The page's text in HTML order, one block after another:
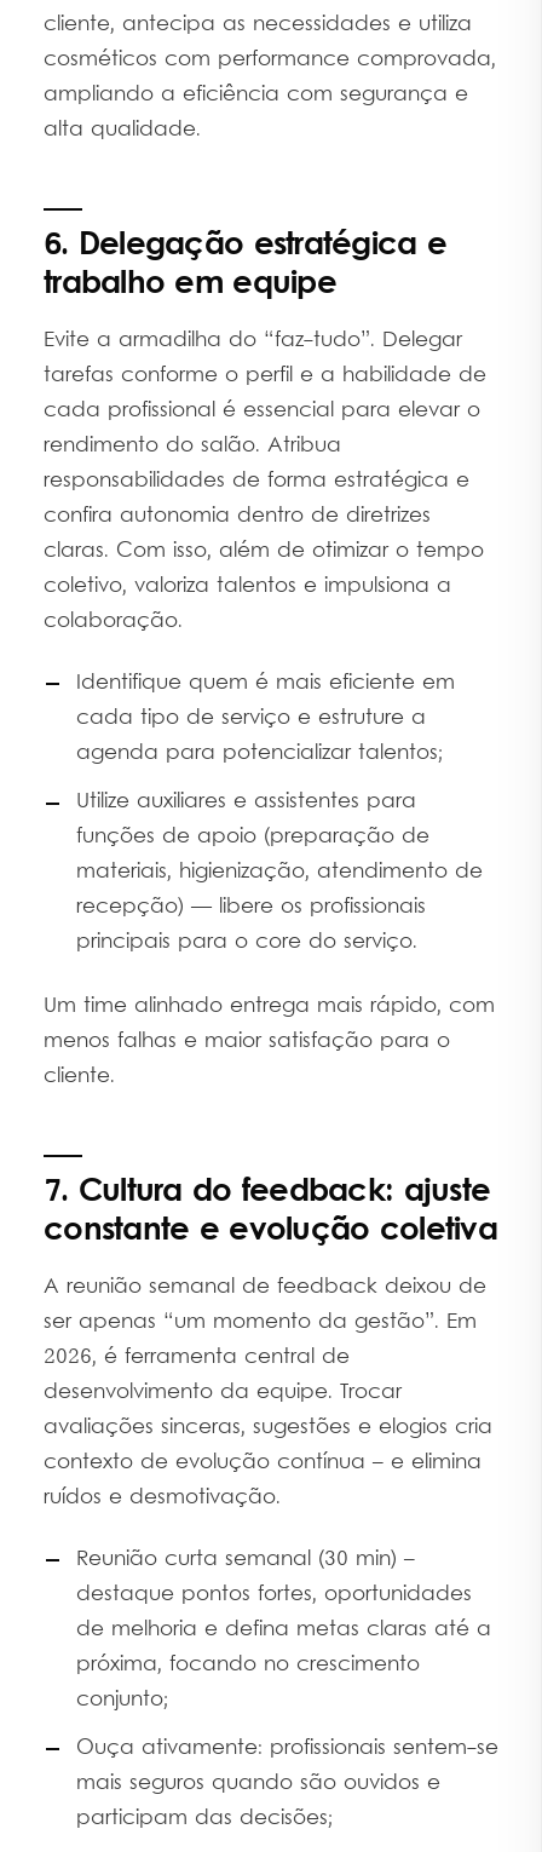
cliente, antecipa as necessidades e utiliza
cosméticos com performance comprovada,
ampliando a eficiência com segurança e
alta qualidade.
6. Delegação estratégica e
trabalho em equipe
Evite a armadilha do “faz-tudo”. Delegar
tarefas conforme o perfil e a habilidade de
cada profissional é essencial para elevar o
rendimento do salão. Atribua
responsabilidades de forma estratégica e
confira autonomia dentro de diretrizes
claras. Com isso, além de otimizar o tempo
coletivo, valoriza talentos e impulsiona a
colaboração.
Identifique quem é mais eficiente em
cada tipo de serviço e estruture a
agenda para potencializar talentos;
Utilize auxiliares e assistentes para
funções de apoio (preparação de
materiais, higienização, atendimento de
recepção) — libere os profissionais
principais para o core do serviço.
Um time alinhado entrega mais rápido, com
menos falhas e maior satisfação para o
cliente.
7. Cultura do feedback: ajuste
constante e evolução coletiva
A reunião semanal de feedback deixou de
ser apenas “um momento da gestão”. Em
2026, é ferramenta central de
desenvolvimento da equipe. Trocar
avaliações sinceras, sugestões e elogios cria
contexto de evolução contínua – e elimina
ruídos e desmotivação.
Reunião curta semanal (30 min) –
destaque pontos fortes, oportunidades
de melhoria e defina metas claras até a
próxima, focando no crescimento
conjunto;
Ouça ativamente: profissionais sentem-se
mais seguros quando são ouvidos e
participam das decisões;